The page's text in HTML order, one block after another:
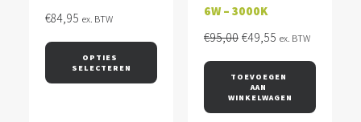
€84,95 ex. BTW
OPTIES
SELECTEREN
6W – 3000K
€95,00 Oorspronkelijke
was:
€95,00.
€49,55 Huidige
is:
€49,55.
ex. BTW
TOEVOEGEN
AAN
WINKELWAGEN